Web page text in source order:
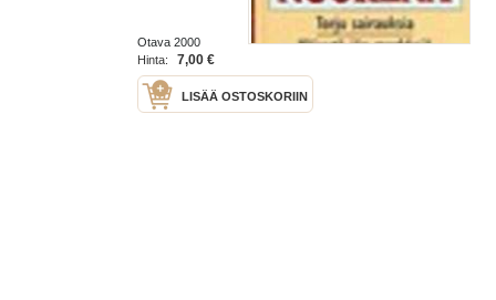
Otava 2000
Hinta:
7,00 €
LISÄÄ OSTOSKORIIN